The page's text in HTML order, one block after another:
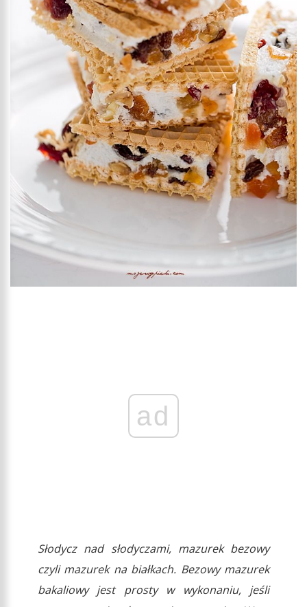
ad
Słodycz nad słodyczami, mazurek bezowy
czyli mazurek na białkach. Bezowy mazurek
bakaliowy jest prosty w wykonaniu, jeśli